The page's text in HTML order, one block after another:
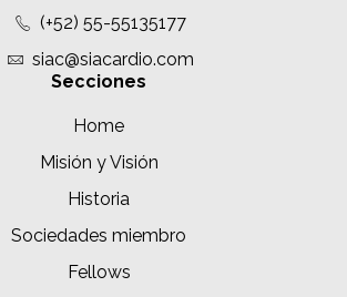
(+52) 55-55135177
siac@siacardio.com
Secciones
Home
Misión y Visión
Historia
Sociedades miembro
Fellows